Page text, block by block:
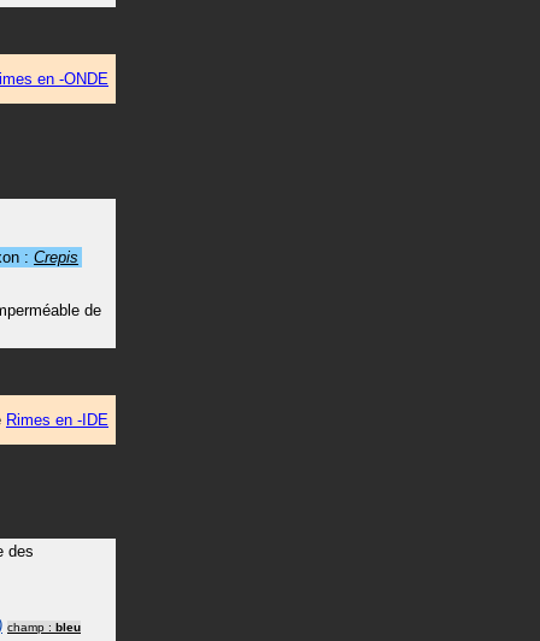
en -ONDE
: Crepis
de
Rimes en -IDE
des
champ : bleu